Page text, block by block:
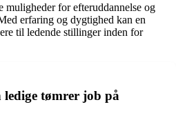
for efteruddannelse og
erfaring og dygtighed kan en
til ledende stillinger inden for
tømrer job på